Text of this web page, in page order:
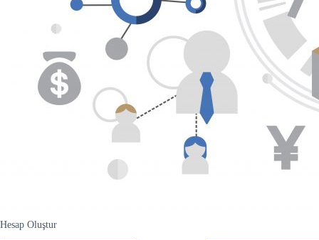
Hesap Oluştur